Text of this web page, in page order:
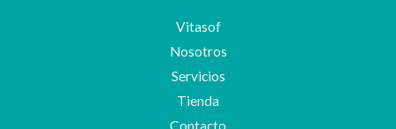
Vitasof
Nosotros
Servicios
Tienda
Contacto